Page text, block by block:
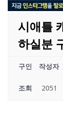
시애틀
하실분
구인 작성자
조회 2051